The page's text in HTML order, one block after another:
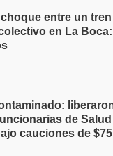
choque entre un
en La Boca:
de Salud
cauciones de $75